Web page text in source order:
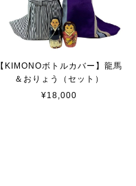
【KIMONOボトルカバー】龍馬
＆おりょう（セット）
¥18,000